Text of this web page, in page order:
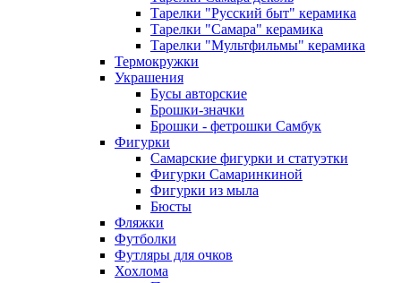
Тарелки "Русский быт" керамика
Тарелки "Самара" керамика
Тарелки "Мультфильмы" керамика
Термокружки
Украшения
Бусы авторские
Брошки-значки
Брошки - фетрошки Самбук
Фигурки
Самарские фигурки и статуэтки
Фигурки Самаринкиной
Фигурки из мыла
Бюсты
Фляжки
Футболки
Футляры для очков
Хохлома